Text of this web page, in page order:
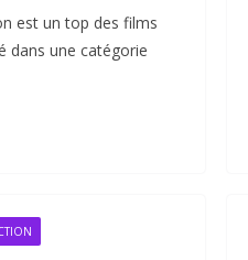
est un top des films
dans une catégorie